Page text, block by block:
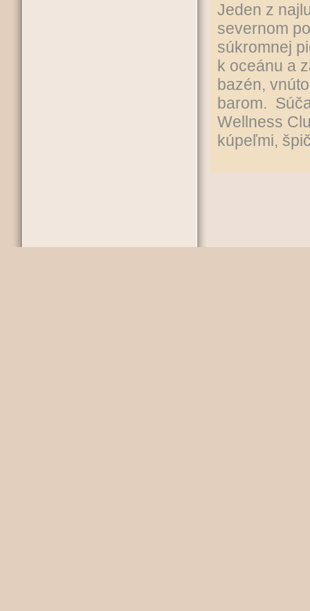
Jeden z
severnom
súkromnej
k oceánu a
bazén,
barom.
Wellness
kúpeľmi,